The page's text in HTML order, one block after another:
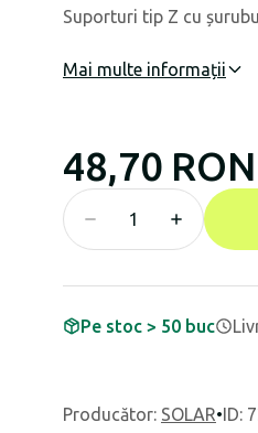
Suporturi tip Z cu
Mai multe informații
48,70 RON
Pe stoc > 50 buc
Producător: SOLAR•ID: